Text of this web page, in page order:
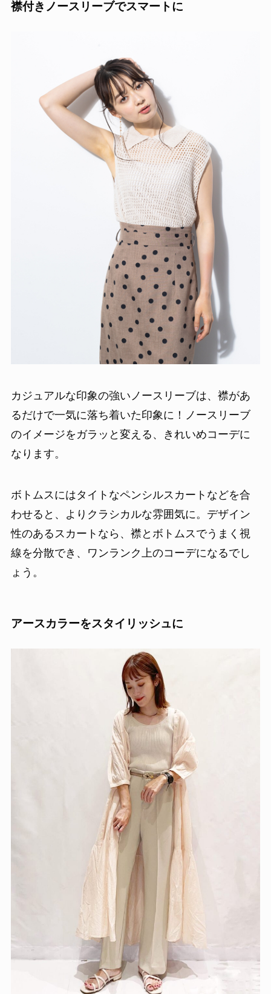
襟付きノースリーブでスマートに
カジュアルな印象の強いノースリーブは、襟があ
るだけで一気に落ち着いた印象に！ノースリーブ
のイメージをガラッと変える、きれいめコーデに
なります。
ボトムスにはタイトなペンシルスカートなどを合
わせると、よりクラシカルな雰囲気に。デザイン
性のあるスカートなら、襟とボトムスでうまく視
線を分散でき、ワンランク上のコーデになるでし
ょう。
アースカラーをスタイリッシュに